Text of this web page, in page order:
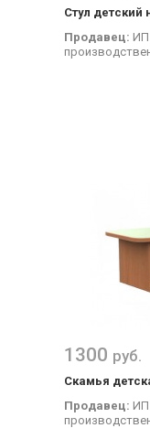
Стул
Продавец: ИП
1300 руб.
Скамья
Продавец: ИП